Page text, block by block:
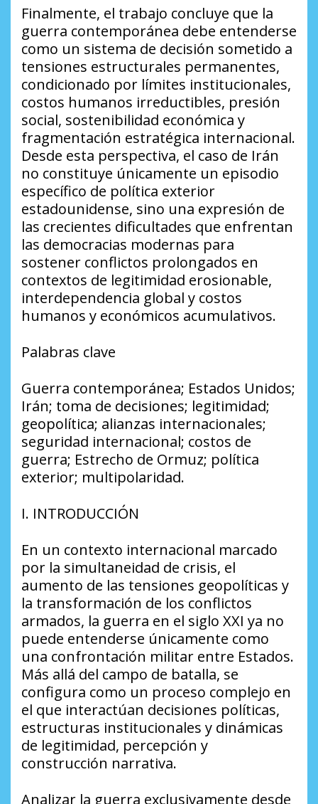
Finalmente, el trabajo concluye que la
guerra contemporánea debe entenderse
como un sistema de decisión sometido a
tensiones estructurales permanentes,
condicionado por límites institucionales,
costos humanos irreductibles, presión
social, sostenibilidad económica y
fragmentación estratégica internacional.
Desde esta perspectiva, el caso de Irán
no constituye únicamente un episodio
específico de política exterior
estadounidense, sino una expresión de
las crecientes dificultades que enfrentan
las democracias modernas para
sostener conflictos prolongados en
contextos de legitimidad erosionable,
interdependencia global y costos
humanos y económicos acumulativos.
Palabras clave
Guerra contemporánea; Estados Unidos;
Irán; toma de decisiones; legitimidad;
geopolítica; alianzas internacionales;
seguridad internacional; costos de
guerra; Estrecho de Ormuz; política
exterior; multipolaridad.
I. INTRODUCCIÓN
En un contexto internacional marcado
por la simultaneidad de crisis, el
aumento de las tensiones geopolíticas y
la transformación de los conflictos
armados, la guerra en el siglo XXI ya no
puede entenderse únicamente como
una confrontación militar entre Estados.
Más allá del campo de batalla, se
configura como un proceso complejo en
el que interactúan decisiones políticas,
estructuras institucionales y dinámicas
de legitimidad, percepción y
construcción narrativa.
Analizar la guerra exclusivamente desde